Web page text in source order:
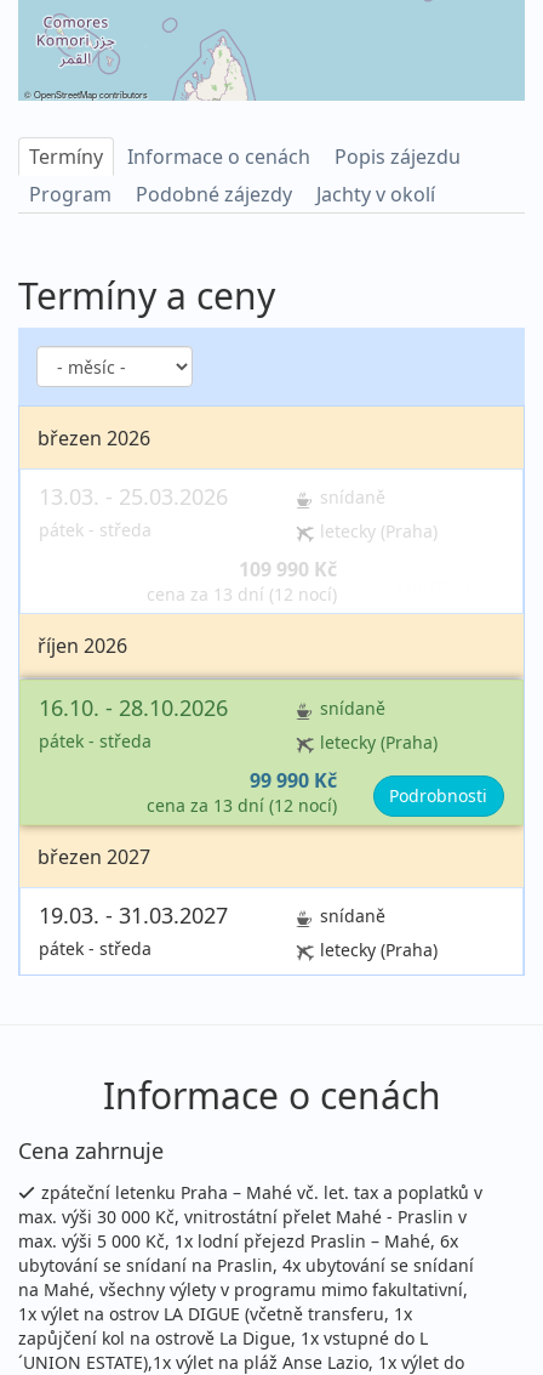
©OpenStreetMapcontributors
Termíny Informace o cenách
Popis zájezdu
Program
Podobné zájezdy Jachty v okolí
Termíny a ceny
březen 2026
13.03. - 25.03.2026
pátek - středa
snídaně
letecky (Praha)
109 990 Kč
cena za 13 dní (12 nocí)
říjen 2026
16.10. - 28.10.2026
pátek - středa
snídaně
letecky (Praha)
99 990 Kč
cena za 13 dní (12 nocí) Podrobnosti
březen 2027
19.03. - 31.03.2027
pátek - středa
snídaně
letecky (Praha)
Informace o cenách
Cena zahrnuje
zpáteční letenku Praha – Mahé vč. let. tax a poplatků v
max. výši 30 000 Kč, vnitrostátní přelet Mahé - Praslin v
max. výši 5 000 Kč, 1x lodní přejezd Praslin – Mahé, 6x
ubytování se snídaní na Praslin, 4x ubytování se snídaní
na Mahé, všechny výlety v programu mimo fakultativní,
1x výlet na ostrov LA DIGUE (včetně transferu, 1x
zapůjčení kol na ostrově La Digue, 1x vstupné do L
´UNION ESTATE),1x výlet na pláž Anse Lazio, 1x výlet do